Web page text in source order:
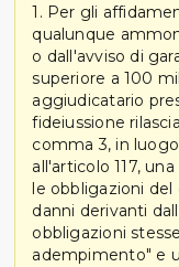
1. Per gli
qualunque
o dall'avviso di
superiore a 100
aggiudicatario
fideiussione
comma 3, in
all'articolo 117,
le obbligazioni
danni derivanti
obbligazioni
adempimento" e